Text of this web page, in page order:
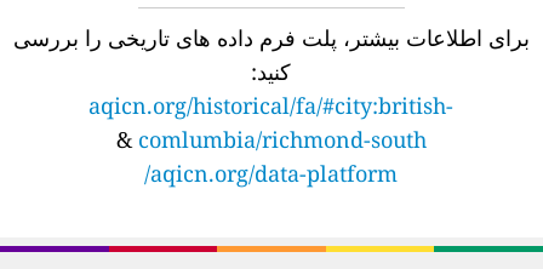
برای اطلاعات بیشتر، پلت فرم داده های تاریخی را بررسی
کنید:
aqicn.org/historical/fa/#city:british-
comlumbia/richmond-south
&
aqicn.org/data-platform/